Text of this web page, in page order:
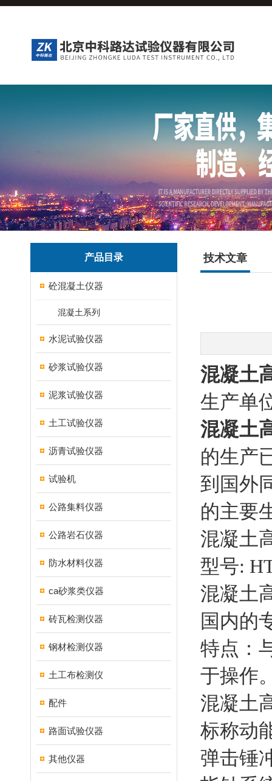
产品目录
砼混凝土仪器
混凝土系列
水泥试验仪器
砂浆试验仪器
泥浆试验仪器
土工试验仪器
沥青试验仪器
试验机
公路集料仪器
公路岩石仪器
防水材料仪器
ca砂浆类仪器
砖瓦检测仪器
钢材检测仪器
土工布检测仪
配件
路面试验仪器
其他仪器
技术文章
混凝土
生产单
混凝土
的生产
到国外
的主要
混凝土
型号:
混凝土
国内的
特点：
于操作
混凝土
标称动
弹击锤